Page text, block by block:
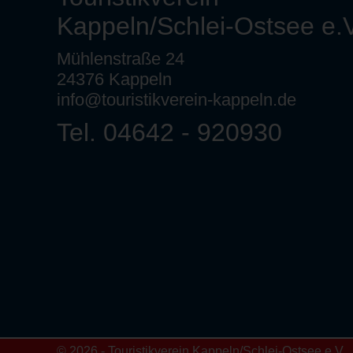
Kappeln/Schlei-Ostsee
Mühlenstraße 24
24376 Kappeln
info@touristikverein-kappeln.de
Tel. 04642 - 920930